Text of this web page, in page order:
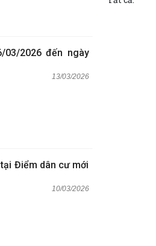
03/2026 đến ngày
13/03/2026
Điểm dân cư mới
10/03/2026